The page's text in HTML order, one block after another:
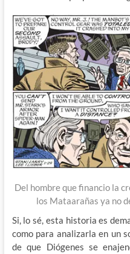
Del hombre que financio la
los Mataarañas ya no
Si, lo sé, esta historia es
como para analizarla en un
de que Diógenes se